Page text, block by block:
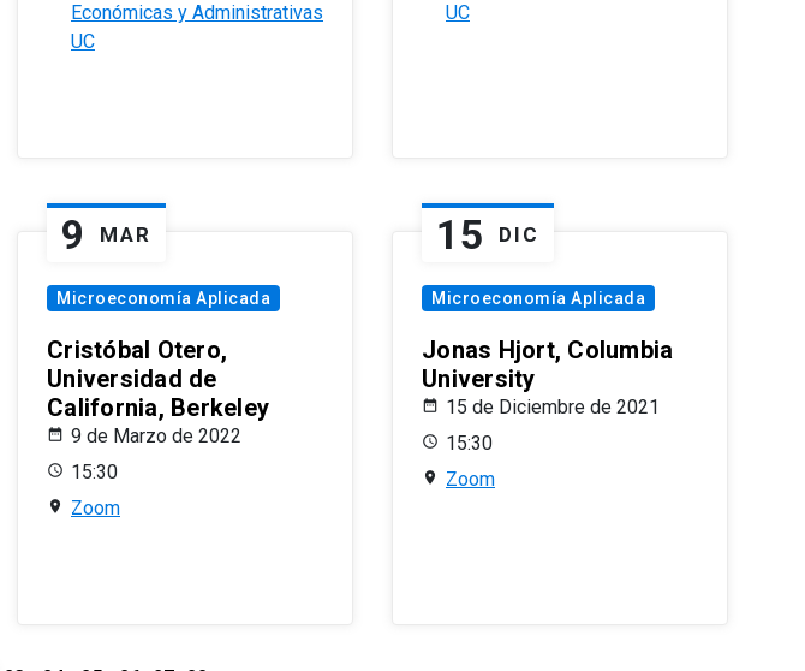
Económicas y Administrativas
UC
UC
9 MAR
Microeconomía Aplicada
Cristóbal Otero,
Universidad de
California, Berkeley
9 de Marzo de 2022
15:30
Zoom
15 DIC
Microeconomía Aplicada
Jonas Hjort, Columbia
University
15 de Diciembre de 2021
15:30
Zoom